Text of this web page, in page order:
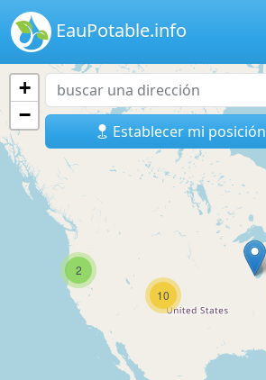
EauPotable.info
Establecer mi posición
2
10
+
−